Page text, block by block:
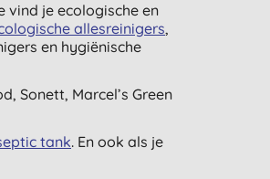
vind je ecologische en
allesreinigers,
en hygiënische
Sonett, Marcel’s Green
tank. En ook als je